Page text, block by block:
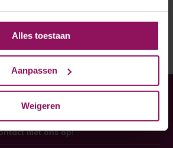
Alles toestaan
Aanpassen
Weigeren
bij uw
met ons op!